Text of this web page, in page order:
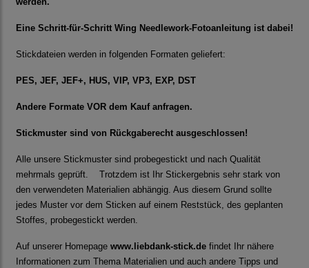
Eine Schritt-für-Schritt Wing Needlework-Fotoanleitung ist dabei!
Stickdateien werden in folgenden Formaten geliefert:
PES, JEF, JEF+, HUS, VIP, VP3, EXP, DST
Andere Formate VOR dem Kauf anfragen.
Stickmuster sind von Rückgaberecht ausgeschlossen!
Alle unsere Stickmuster sind probegestickt und nach Qualität
mehrmals geprüft. Trotzdem ist Ihr Stickergebnis sehr stark von
den verwendeten Materialien abhängig. Aus diesem Grund sollte
jedes Muster vor dem Sticken auf einem Reststück, des geplanten
Stoffes, probegestickt werden.
Auf unserer Homepage www.liebdank-stick.de findet Ihr nähere
Informationen zum Thema Materialien und auch andere Tipps und